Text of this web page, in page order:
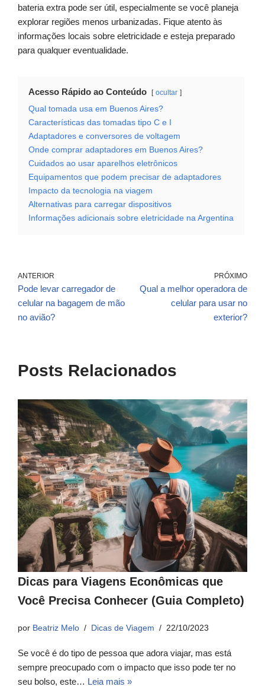
bateria extra pode ser útil, especialmente se você planeja
explorar regiões menos urbanizadas. Fique atento às
informações locais sobre eletricidade e esteja preparado
para qualquer eventualidade.
Acesso Rápido ao Conteúdo ocultar
Qual tomada usa em Buenos Aires?
Características das tomadas tipo C e I
Adaptadores e conversores de voltagem
Onde comprar adaptadores em Buenos Aires?
Cuidados ao usar aparelhos eletrônicos
Equipamentos que podem precisar de adaptadores
Impacto da tecnologia na viagem
Alternativas para carregar dispositivos
Informações adicionais sobre eletricidade na Argentina
ANTERIOR
Pode levar carregador de
celular na bagagem de mão
no avião?
PRÓXIMO
Qual a melhor operadora de
celular para usar no
exterior?
Posts Relacionados
Dicas para Viagens Econômicas que
Você Precisa Conhecer (Guia Completo)
por Beatriz Melo Dicas de Viagem 22/10/2023
Se você é do tipo de pessoa que adora viajar, mas está
sempre preocupado com o impacto que isso pode ter no
seu bolso, este… Leia mais »